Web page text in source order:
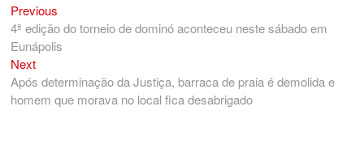
Navegação
de
Post
Previous
post:
4ª edição do torneio de dominó aconteceu neste sábado em
Eunápolis
NextNext
post:
Após determinação da Justiça, barraca de praia é demolida e
homem que morava no local fica desabrigado